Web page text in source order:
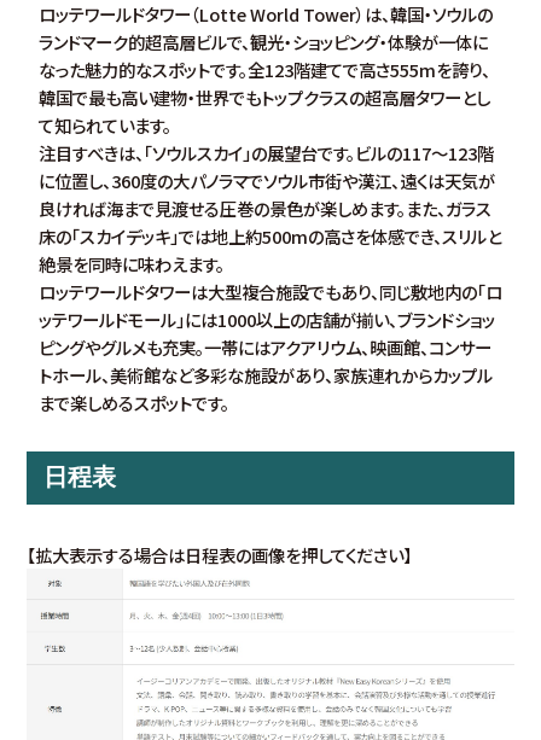
ロッテワールドタワー（Lotte World Tower）は、韓国・ソウルの
ランドマーク的超高層ビルで、観光・ショッピング・体験が一体に
なった魅力的なスポットです。全123階建てで高さ555mを誇り、
韓国で最も高い建物・世界でもトップクラスの超高層タワーとし
て知られています。
注目すべきは、「ソウルスカイ」の展望台です。ビルの117〜123階
に位置し、360度の大パノラマでソウル市街や漢江、遠くは天気が
良ければ海まで見渡せる圧巻の景色が楽しめます。また、ガラス
床の「スカイデッキ」では地上約500mの高さを体感でき、スリルと
絶景を同時に味わえます。
ロッテワールドタワーは大型複合施設でもあり、同じ敷地内の「ロ
ッテワールドモール」には1000以上の店舗が揃い、ブランドショッ
ピングやグルメも充実。一帯にはアクアリウム、映画館、コンサー
トホール、美術館など多彩な施設があり、家族連れからカップル
まで楽しめるスポットです。
日程表
【拡大表示する場合は日程表の画像を押してください】